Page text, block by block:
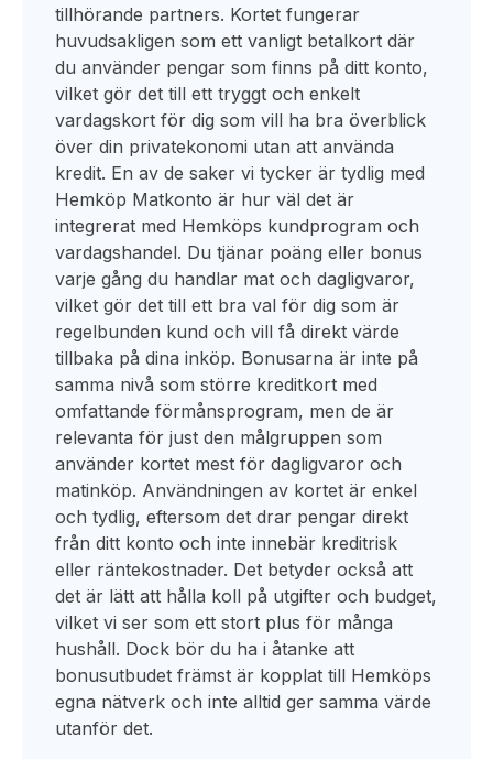
tillhörande partners. Kortet fungerar
huvudsakligen som ett vanligt betalkort där
du använder pengar som finns på ditt konto,
vilket gör det till ett tryggt och enkelt
vardagskort för dig som vill ha bra överblick
över din privatekonomi utan att använda
kredit. En av de saker vi tycker är tydlig med
Hemköp Matkonto är hur väl det är
integrerat med Hemköps kundprogram och
vardagshandel. Du tjänar poäng eller bonus
varje gång du handlar mat och dagligvaror,
vilket gör det till ett bra val för dig som är
regelbunden kund och vill få direkt värde
tillbaka på dina inköp. Bonusarna är inte på
samma nivå som större kreditkort med
omfattande förmånsprogram, men de är
relevanta för just den målgruppen som
använder kortet mest för dagligvaror och
matinköp. Användningen av kortet är enkel
och tydlig, eftersom det drar pengar direkt
från ditt konto och inte innebär kreditrisk
eller räntekostnader. Det betyder också att
det är lätt att hålla koll på utgifter och budget,
vilket vi ser som ett stort plus för många
hushåll. Dock bör du ha i åtanke att
bonusutbudet främst är kopplat till Hemköps
egna nätverk och inte alltid ger samma värde
utanför det.